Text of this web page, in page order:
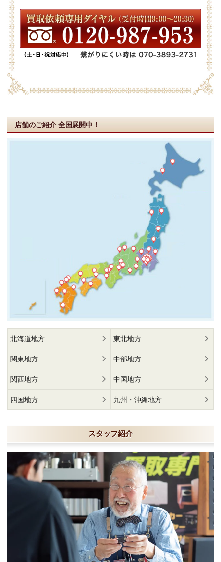
店舗のご紹介 全国展開中！
北海道地方 東北地方
関東地方 中部地方
関西地方 中国地方
四国地方 九州・沖縄地方
スタッフ紹介